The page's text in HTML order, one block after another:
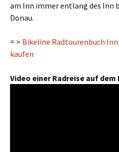
am Inn immer entlang des Inn
Donau.
= > Bikeline Radtourenbuch
kaufen
Video einer Radreise auf dem